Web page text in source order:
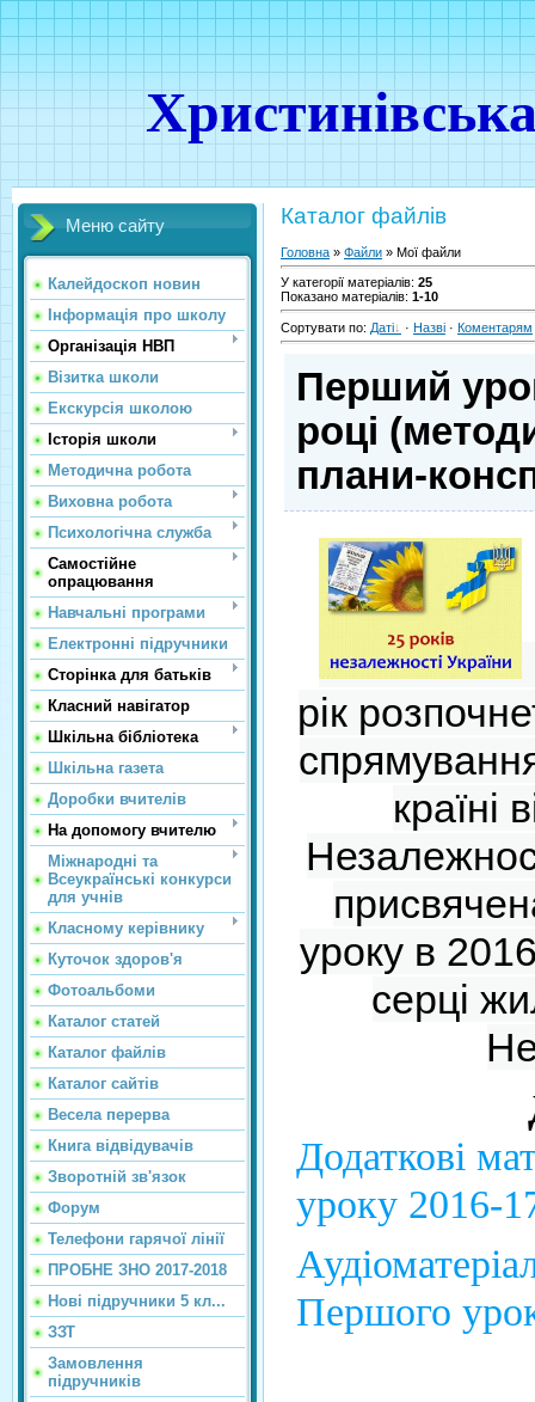
Меню сайту
Калейдоскоп новин
Інформація про школу
Організація НВП
Візитка школи
Екскурсія школою
Історія школи
Методична робота
Виховна робота
Психологічна служба
Самостійне
опрацювання
Навчальні програми
Електронні підручники
Сторінка для батьків
Класний навігатор
Шкільна бібліотека
Шкільна газета
Доробки вчителів
На допомогу вчителю
Міжнародні та
Всеукраїнські конкурси
для учнів
Класному керівнику
Куточок здоров'я
Фотоальбоми
Каталог статей
Каталог файлів
Каталог сайтiв
Весела перерва
Книга відвідувачів
Зворотній зв'язок
Форум
Телефони гарячої лінії
ПРОБНЕ ЗНО 2017-2018
Нові підручники 5 кл...
ЗЗТ
Замовлення
підручників
Каталог файлів
Головна » Файли » Мої файли
У категорії матеріалів: 25
Показано матеріалів: 1-10
Сортувати по: Даті · Назві · Коментарям
Перший
році
плани-
рік
країні
уроку в
серці
Додаткові
уроку 2016-
Першого